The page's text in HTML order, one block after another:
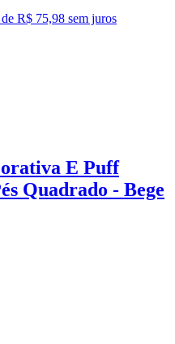
R$ 75,98 sem juros
E Puff
Quadrado - Bege